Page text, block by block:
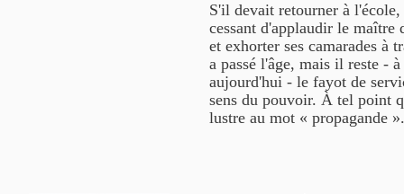
S'il devait retourner à
cessant d'applaudir le
et exhorter ses camarades à
a passé l'âge, mais il reste -
aujourd'hui - le fayot de
sens du pouvoir. À tel point
lustre au mot « propagande